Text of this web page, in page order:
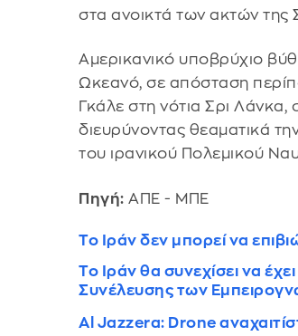
στα ανοικτά των ακτών της
Αμερικανικό υποβρύχιο
Ωκεανό, σε απόσταση
Γκάλε στη νότια Σρι
διευρύνοντας θεαματικά
του ιρανικού Πολεμικού
Πηγή: ΑΠΕ - ΜΠΕ
Το Ιράν δεν μπορεί να
Το Ιράν θα συνεχίσει να
Συνέλευσης των
Al Jazzera: Drone